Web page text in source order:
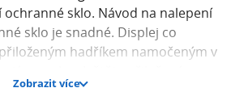
sklo. Návod na nalepení
sklo je snadné. Displej co
hadříkem namočeným v
Než přiložíte sklo ujistěte se, že
Zobrazit více